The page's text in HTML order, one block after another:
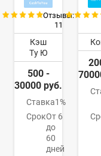
Отзывы:
11
Кэш
Ту Ю
500 -
30000 руб.
Ставка1%
СрокОт 6
до
60
дней